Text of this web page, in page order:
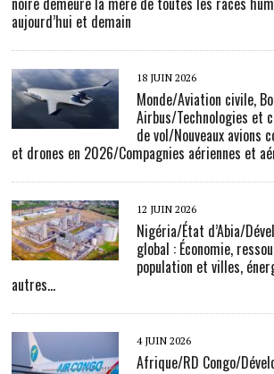
aujourd’hui et demain
18 JUIN 2026
Monde/Aviation civile,
Airbus/Technologies et
de vol/Nouveaux avions
et drones en 2026/Compagnies aériennes et
12 JUIN 2026
Nigéria/État d’Abia/
global : Économie,
population et villes,
autres…
4 JUIN 2026
Afrique/RD Congo/